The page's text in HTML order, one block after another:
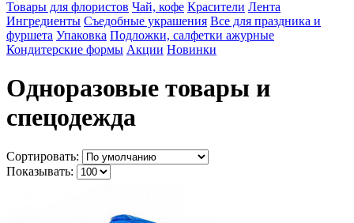
Товары для флористов Чай, кофе Красители Лента
Ингредиенты Съедобные украшения Все для праздника и
фуршета Упаковка Подложки, салфетки ажурные
Кондитерские формы Акции Новинки
Одноразовые товары и
спецодежда
Сортировать:
Показывать: